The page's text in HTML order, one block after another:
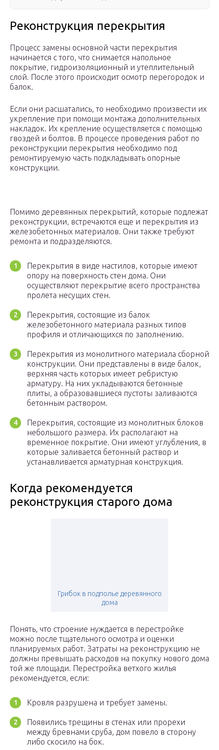
Реконструкция перекрытия
Процесс замены основной части перекрытия
начинается с того, что снимается напольное
покрытие, гидроизоляционный и утеплительный
слой. После этого происходит осмотр перегородок и
балок.
Если они расшатались, то необходимо произвести их
укрепление при помощи монтажа дополнительных
накладок. Их крепление осуществляется с помощью
гвоздей и болтов. В процессе проведения работ по
реконструкции перекрытия необходимо под
ремонтируемую часть подкладывать опорные
конструкции.
Помимо деревянных перекрытий, которые подлежат
реконструкции, встречаются еще и перекрытия из
железобетонных материалов. Они также требуют
ремонта и подразделяются.
Перекрытия в виде настилов, которые имеют
опору на поверхность стен дома. Они
осуществляют перекрытие всего пространства
пролета несущих стен.
Перекрытия, состоящие из балок
железобетонного материала разных типов
профиля и отличающихся по заполнению.
Перекрытия из монолитного материала сборной
конструкции. Они представлены в виде балок,
верхняя часть которых имеет ребристую
арматуру. На них укладываются бетонные
плиты, а образовавшиеся пустоты заливаются
бетонным раствором.
Перекрытия, состоящие из монолитных блоков
небольшого размера. Их располагают на
временное покрытие. Они имеют углубления, в
которые заливается бетонный раствор и
устанавливается арматурная конструкция.
Когда рекомендуется
реконструкция старого дома
Грибок в подполье деревянного
дома
Понять, что строение нуждается в перестройке
можно после тщательного осмотра и оценки
планируемых работ. Затраты на реконструкцию не
должны превышать расходов на покупку нового дома
той же площади. Перестройка ветхого жилья
рекомендуется, если:
Кровля разрушена и требует замены.
Появились трещины в стенах или прорехи
между бревнами сруба, дом повело в сторону
либо скосило на бок.